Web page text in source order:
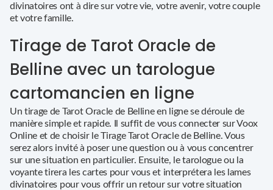
divinatoires ont à dire sur votre vie, votre avenir, votre couple
et votre famille.
Tirage de Tarot Oracle de
Belline avec un tarologue
cartomancien en ligne
Un tirage de Tarot Oracle de Belline en ligne se déroule de
manière simple et rapide. Il suffit de vous connecter sur Voox
Online et de choisir le Tirage Tarot Oracle de Belline. Vous
serez alors invité à poser une question ou à vous concentrer
sur une situation en particulier. Ensuite, le tarologue ou la
voyante tirera les cartes pour vous et interprétera les lames
divinatoires pour vous offrir un retour sur votre situation